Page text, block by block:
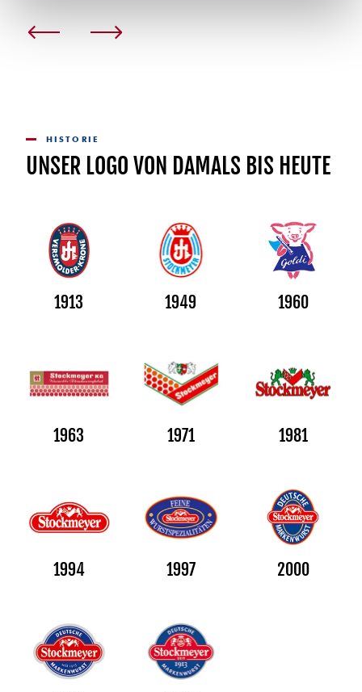
HISTORIE
UNSER LOGO VON DAMALS BIS HEUTE
1913 1949 1960
1963 1971 1981
1994 1997 2000